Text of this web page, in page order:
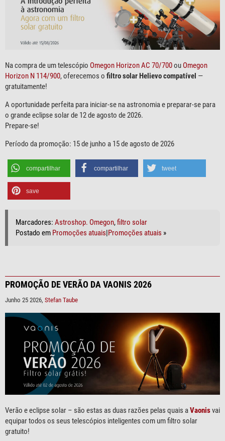
Na compra de um telescópio Omegon Horizon AC 70/700ou Omegon
Horizon N 114/900, oferecemos o filtro solar Helievo compatível —
gratuitamente!
A oportunidade perfeita para iniciar-se na astronomia e preparar-se para
o grande eclipse solar de 12 de agosto de 2026.
Prepare-se!
Período da promoção: 15 de junho a 15 de agosto de 2026
compartilhar compartilhar tweet
save
Marcadores: Astroshop. Omegon,filtro solar
Postado em Promoções atuais|Promoções atuais »
PROMOÇÃO DE VERÃO DA VAONIS 2026
Junho 25 2026, Stefan Taube
Verão e eclipse solar – são estas as duas razões pelas quais aVaonisvai
equipar todos os seus telescópios inteligentes com um filtro solar
gratuito!